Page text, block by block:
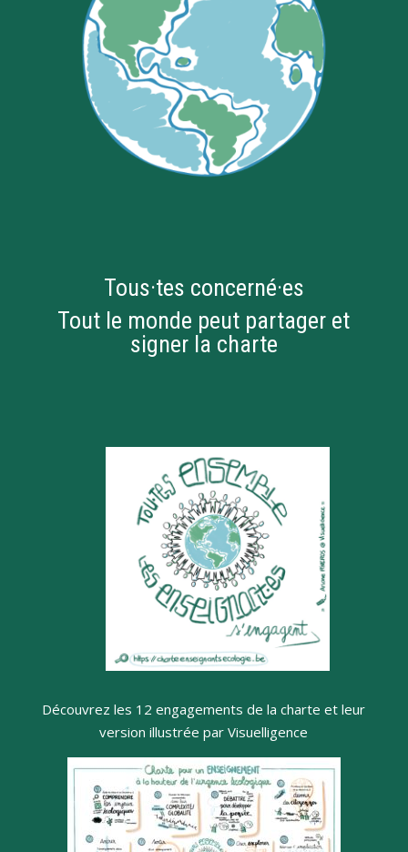
Tous·tes concerné·es
Tout le monde peut partager et
signer la charte
Découvrez les 12 engagements de la charte et leur
version illustrée par Visuelligence